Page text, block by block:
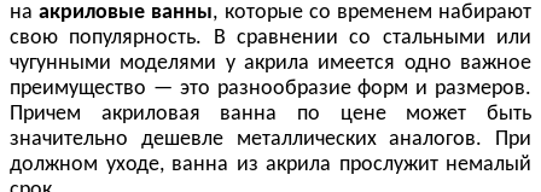
на акриловые ванны, которые со временем набирают
свою популярность. В сравнении со стальными или
чугунными моделями у акрила имеется одно важное
преимущество — это разнообразие форм и размеров.
Причем акриловая ванна по цене может быть
значительно дешевле металлических аналогов. При
должном уходе, ванна из акрила прослужит немалый